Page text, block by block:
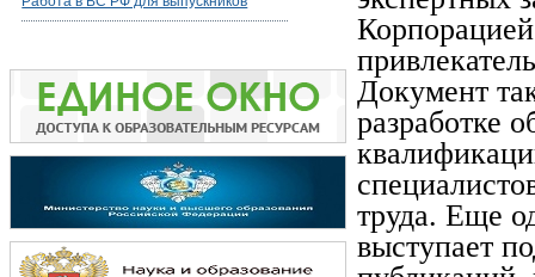
Документ
разработке
труда. Еще
выступает